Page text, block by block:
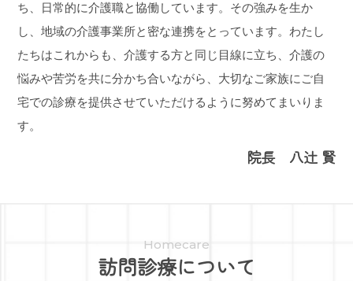
ち、日常的に介護職と協働しています。その強みを生か
し、地域の介護事業所と密な連携をとっています。わたし
たちはこれからも、介護する方と同じ目線に立ち、介護の
悩みや苦労を共に分かち合いながら、大切なご家族にご自
宅での診療を提供させていただけるように努めてまいりま
す。
院長 八辻 賢
Homecare
訪問診療について